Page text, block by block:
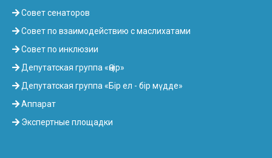
Совет сенаторов
Совет по взаимодействию с маслихатами
Совет по инклюзии
Депутатская группа «Өңір»
Депутатская группа «Бір ел - бір мүдде»
Аппарат
Экспертные площадки